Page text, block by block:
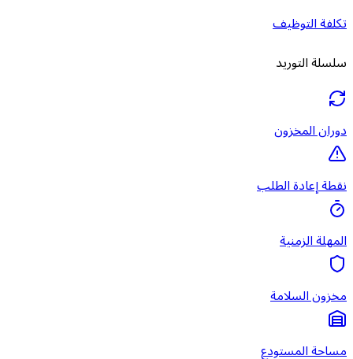
تكلفة التوظيف
سلسلة التوريد
دوران المخزون
نقطة إعادة الطلب
المهلة الزمنية
مخزون السلامة
مساحة المستودع